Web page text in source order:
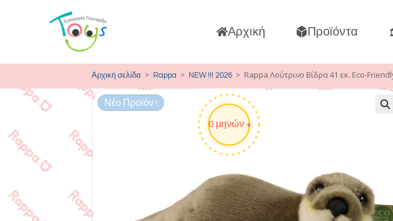
Αρχική Προϊόντα
Αρχική σελίδα > Rappa > NEW !!! 2026 > Rappa Λούτρινο Βίδρα 41 εκ. Eco-
0 μηνών +
Νέο Προϊόν !